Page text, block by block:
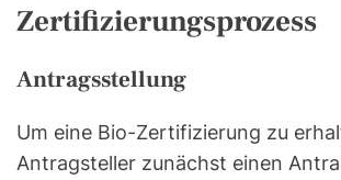
Zertifizierungsprozess
Antragsstellung
Um eine Bio-Zertifizierung zu
Antragsteller zunächst einen